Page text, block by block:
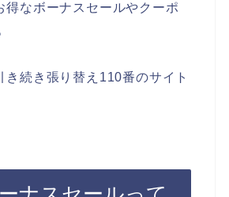
なボーナスセールやクーポ
続き張り替え110番のサイト